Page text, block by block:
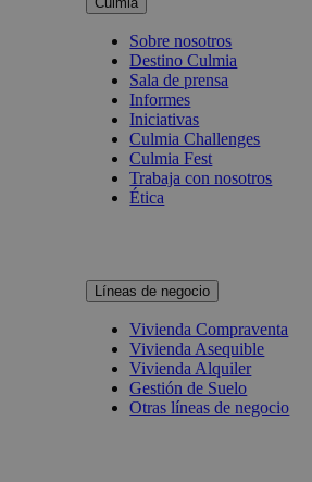
Sobre nosotros
Destino Culmia
Sala de prensa
Informes
Iniciativas
Culmia Challenges
Culmia Fest
Trabaja con nosotros
Ética
Líneas de negocio
Vivienda Compraventa
Vivienda Asequible
Vivienda Alquiler
Gestión de Suelo
Otras líneas de negocio